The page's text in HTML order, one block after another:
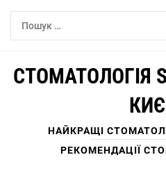
Skip
Пошук:
СТОМАТОЛОГІЯ
НАЙКРАЩІ
РЕКОМЕНДАЦІЇ